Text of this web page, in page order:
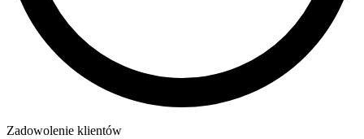
Zadowolenie klientów